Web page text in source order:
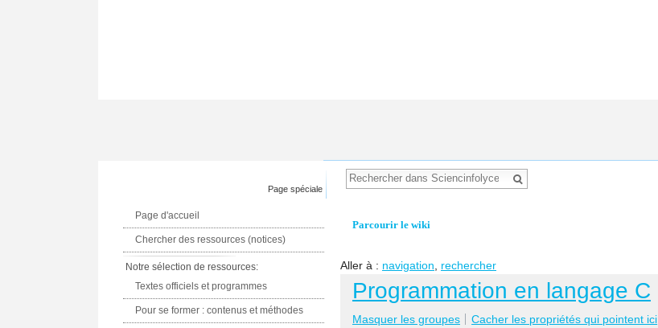
Parcourir le wiki
Aller à : navigation rechercher
Programmation en langage C
Masquer les groupes Cacher les propriétés qui pointent ici
Page spéciale
Page d'accueil
Chercher des ressources (notices)
Notre sélection de ressources:
Textes officiels et programmes
Pour se former : contenus et méthodes